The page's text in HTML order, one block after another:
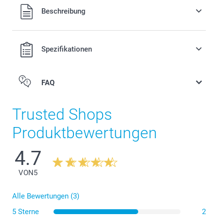
Alle Preise verstehen sich in EURO (€) inkl. MwSt. und zzgl.
Versandkosten.Beschreibung
Spezifikationen
FAQ
Trusted Shops
Produktbewertungen
4.7
VON 5
Alle Bewertungen (3)
5 Sterne
2